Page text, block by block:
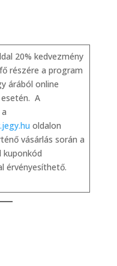
20% kedvezmény
részére a program
árából online
A
oldalon
vásárlás során a
kuponkód
érvényesíthető.